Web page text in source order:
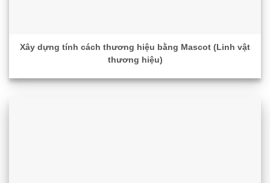
Xây dựng tính cách thương hiệu bằng Mascot (Linh vật
thương hiệu)